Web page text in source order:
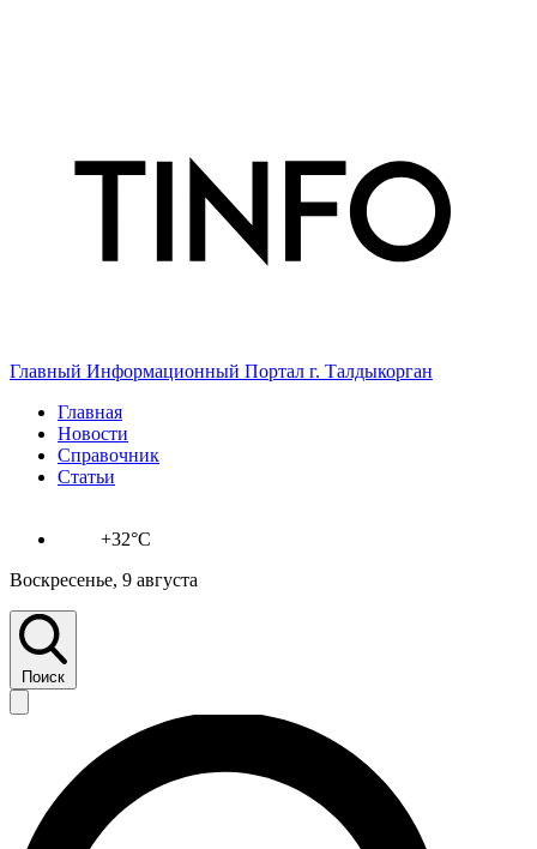
Главный Информационный Портал г. Талдыкорган
Главная
Новости
Справочник
Статьи
+32°C
Воскресенье, 9 августа
Поиск